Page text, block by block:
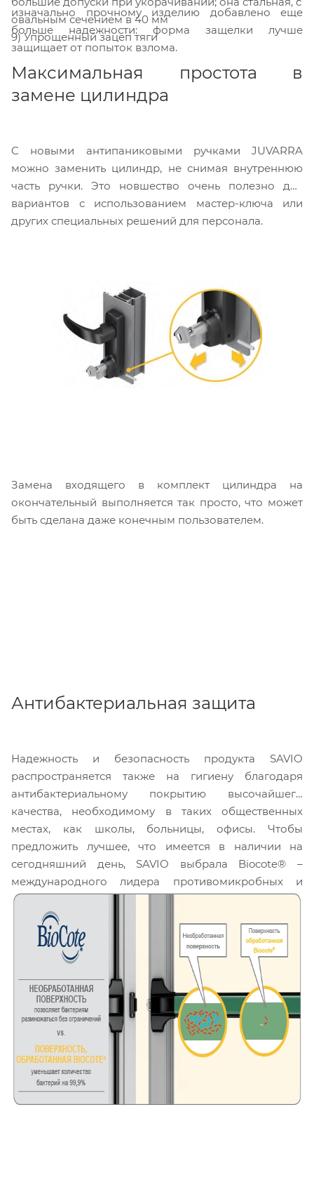
овальным сечением в 40 мм
9) Упрощенный зацеп тяги
изначально прочному изделию добавлено еще
больше надежности: форма защелки лучше
защищает от попыток взлома.
Максимальная простота в
замене цилиндра
C новыми антипаниковыми ручками JUVARRA
можно заменить цилиндр, не снимая внутреннюю
часть ручки. Это новшество очень полезно для
вариантов с использованием мастер-ключа или
других специальных решений для персонала.
Замена входящего в комплект цилиндра на
окончательный выполняется так просто, что может
быть сделана даже конечным пользователем.
Антибактериальная защита
Надежность и безопасность продукта SAVIO
распространяется также на гигиену благодаря
антибактериальному покрытию высочайшего
качества, необходимому в таких общественных
местах, как школы, больницы, офисы. Чтобы
предложить лучшее, что имеется в наличии на
сегодняшний день, SAVIO выбрала Biocote® –
международного лидера противомикробных и
антибактериальных технологий.